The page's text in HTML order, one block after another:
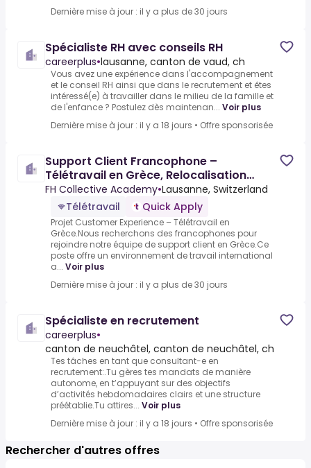
Dernière mise à jour : il y a plus de 30 jours
Spécialiste RH avec conseils RH
careerplus•lausanne, canton de vaud, ch
Vous avez une expérience dans l'accompagnement
et le conseil RH ainsi que dans le recrutement et êtes
intéressé(e) à travailler dans le milieu de la famille et
de l'enfance ? Postulez dès maintenan... Voir plus
Dernière mise à jour : il y a 18 jours • Offre sponsorisée
Support Client Francophone –
Télétravail en Grèce, Relocalisation
incluse
FH Collective Academy•Lausanne, Switzerland
Télétravail
Quick Apply
Projet Customer Experience – Télétravail en
Grèce.Nous recherchons des francophones pour
rejoindre notre équipe de support client en Grèce.Ce
poste offre un environnement de travail international
a... Voir plus
Dernière mise à jour : il y a plus de 30 jours
Spécialiste en recrutement
careerplus•
canton de neuchâtel, canton de neuchâtel, ch
Tes tâches en tant que consultant-e en
recrutement:.Tu gères tes mandats de manière
autonome, en t’appuyant sur des objectifs
d’activités hebdomadaires clairs et une structure
préétablie.Tu attires... Voir plus
Dernière mise à jour : il y a 18 jours • Offre sponsorisée
Rechercher d'autres offres